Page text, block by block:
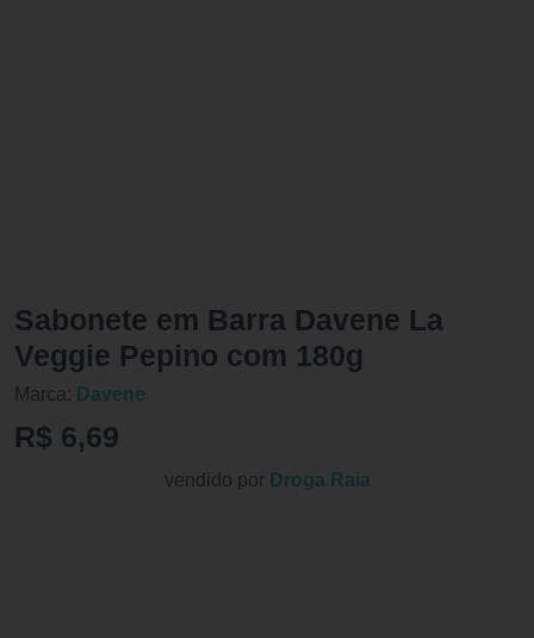
Sabonete em Barra Davene La
Veggie Pepino com 180g
Marca: Davene
R$ 6,69
vendido por Droga Raia